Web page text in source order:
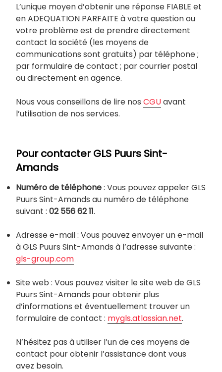
L’unique moyen d’obtenir une réponse FIABLE et
en ADEQUATION PARFAITE à votre question ou
votre problème est de prendre directement
contact la société (les moyens de
communications sont gratuits) par téléphone ;
par formulaire de contact ; par courrier postal
ou directement en agence.
Nous vous conseillons de lire nos CGUavant
l’utilisation de nos services.
Pour contacter GLS Puurs Sint-
Amands
Numéro de téléphone: Vous pouvez appeler GLS
Puurs Sint-Amands au numéro de téléphone
suivant : 02 556 62 11.
Adresse e-mail : Vous pouvez envoyer un e-mail
à GLS Puurs Sint-Amands à l’adresse suivante :
gls-group.com
Site web : Vous pouvez visiter le site web de GLS
Puurs Sint-Amands pour obtenir plus
d’informations et éventuellement trouver un
formulaire de contact : mygls.atlassian.net.
N’hésitez pas à utiliser l’un de ces moyens de
contact pour obtenir l’assistance dont vous
avez besoin.